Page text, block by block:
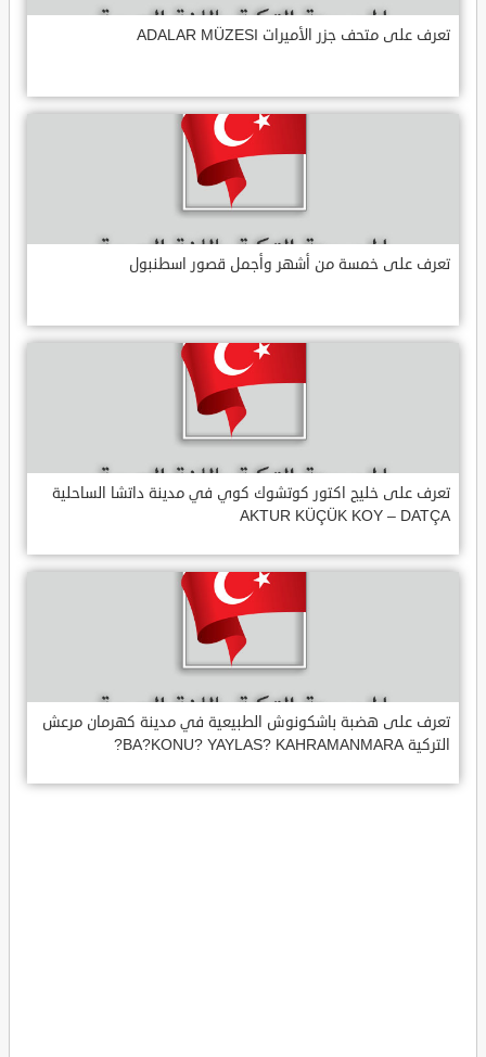
تعرف على متحف جزر الأميرات ADALAR MÜZESI
تعرف على خمسة من أشهر وأجمل قصور اسطنبول
تعرف على خليج اكتور كوتشوك كوي في مدينة داتشا الساحلية
AKTUR KÜÇÜK KOY – DATÇA
تعرف على هضبة باشكونوش الطبيعية في مدينة كهرمان مرعش
التركية BA?KONU? YAYLAS? KAHRAMANMARA?